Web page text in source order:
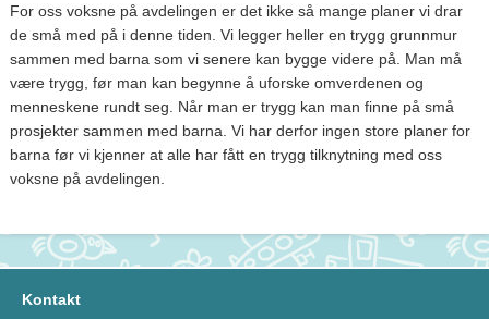
For oss voksne på avdelingen er det ikke så mange planer vi drar
de små med på i denne tiden. Vi legger heller en trygg grunnmur
sammen med barna som vi senere kan bygge videre på. Man må
være trygg, før man kan begynne å uforske omverdenen og
menneskene rundt seg. Når man er trygg kan man finne på små
prosjekter sammen med barna. Vi har derfor ingen store planer for
barna før vi kjenner at alle har fått en trygg tilknytning med oss
voksne på avdelingen.
Kontakt